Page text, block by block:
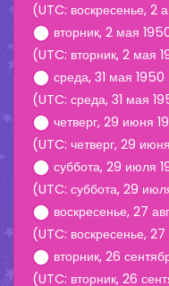
(UTC: воскресенье, 2
вторник, 2 мая
(UTC: вторник, 2 мая
среда, 31 мая 1950
(UTC: среда, 31 мая
четверг, 29 июня
(UTC: четверг, 29
суббота, 29 июля
(UTC: суббота, 29
воскресенье, 27
(UTC: воскресенье, 27
вторник, 26
(UTC: вторник, 26